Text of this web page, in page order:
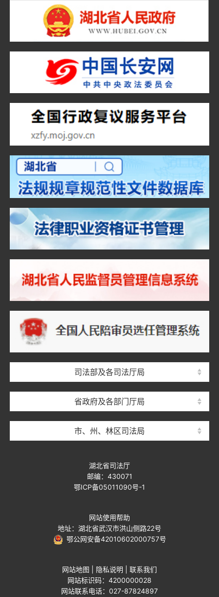
司法部及各司法厅局
省政府及各部门厅局
市、州、林区司法局
湖北省司法厅
邮编：430071
鄂ICP备05011090号-1
网站使用帮助
地址：湖北省武汉市洪山侧路22号
鄂公网安备42010602000757号
网站地图 隐私说明
联系我们
网站标识码：4200000028
网站联系电话：027-87824897